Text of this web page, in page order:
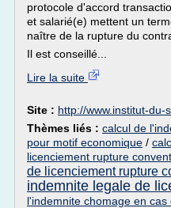
protocole d'accord
et salarié(e) mettent un
naître de la rupture du
Il est conseillé...
Lire la suite
Site : http://www.institut-du-
Thèmes liés : calcul de
pour motif economique /
licenciement rupture
de licenciement rupture
indemnite legale de
l'indemnite chomage en